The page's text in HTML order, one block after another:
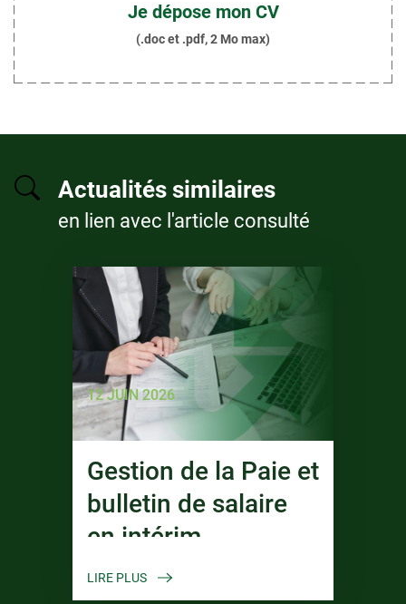
Je dépose mon CV
(.doc et .pdf, 2 Mo max)
Actualités similaires
en lien avec l'article consulté
12 JUIN 2026
Gestion de la Paie et
bulletin de salaire
en intérim
LIRE PLUS